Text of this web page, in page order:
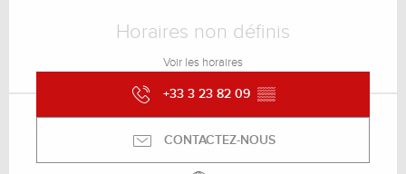
Horaires non définis
Voir les horaires
+33 3 23 82 09 ▒▒
CONTACTEZ-NOUS